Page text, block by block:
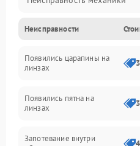
Неисправность
Прочие неисправности
Неисправности
Появились царапины на
линзах
Появились пятна на
линзах
Запотевание внутри